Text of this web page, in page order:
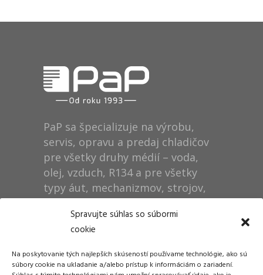
Spravujte súhlas so súbormi
cookie
Na poskytovanie tých najlepších skúseností používame technológie, ako sú
súbory cookie na ukladanie a/alebo prístup k informáciám o zariadení.
PaP sa špecializuje na výrobu,
servis, opravu a predaj chladičov
pre všetky druhy médií – voda,
olej, vzduch, R134 a pre všetky
typy áut, mechanizmov, strojov,
technológií, rušňov…
Dušan Pytel P a P